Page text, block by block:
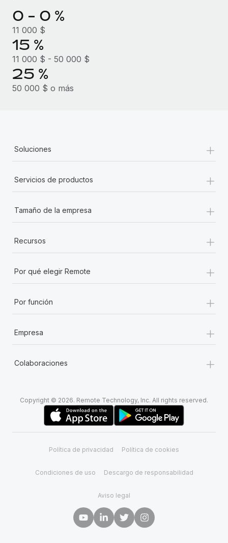
Pento se convierte en un empleador equitativo
con Remote
Gestionar las nóminas internamente es complicado. Tardas
semanas en hacerlo manualmente y, al mes...
Más información
0 - 0 %
11 000 $
15 %
11 000 $ - 50 000 $
25 %
50 000 $ o más
Soluciones +
Servicios de productos +
Tamaño de la empresa +
Recursos +
Por qué elegir Remote +
Por función +
Empresa +
Colaboraciones +
Copyright © 2026. Remote Technology, Inc. All rights reserved.
Política de privacidad Política de cookies
Condiciones de uso Descargo de responsabilidad
Aviso legal